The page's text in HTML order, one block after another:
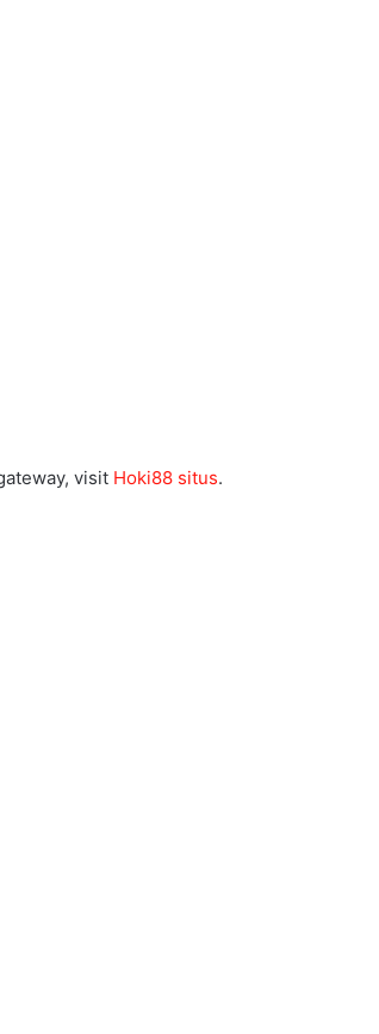
visit Hoki88 situs.